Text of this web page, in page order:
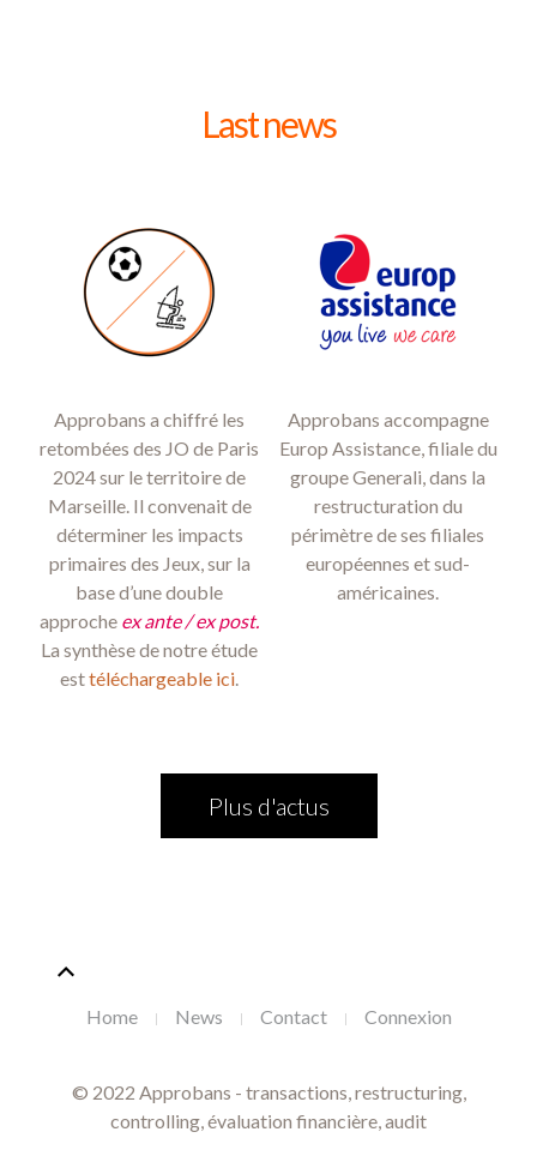
Last news
Approbans a chiffré les
retombées des JO de Paris
2024 sur le territoire de
Marseille. Il convenait de
déterminer les impacts
primaires des Jeux, sur la
base d’une double
approche ex ante / ex post.
La synthèse de notre étude
esttéléchargeable ici.
Approbans accompagne
Europ Assistance, filiale du
groupe Generali, dans la
restructuration du
périmètre de ses filiales
européennes et sud-
américaines.
Plus d'actus
Home News Contact Connexion
© 2022 Approbans - transactions, restructuring,
controlling, évaluation financière, audit